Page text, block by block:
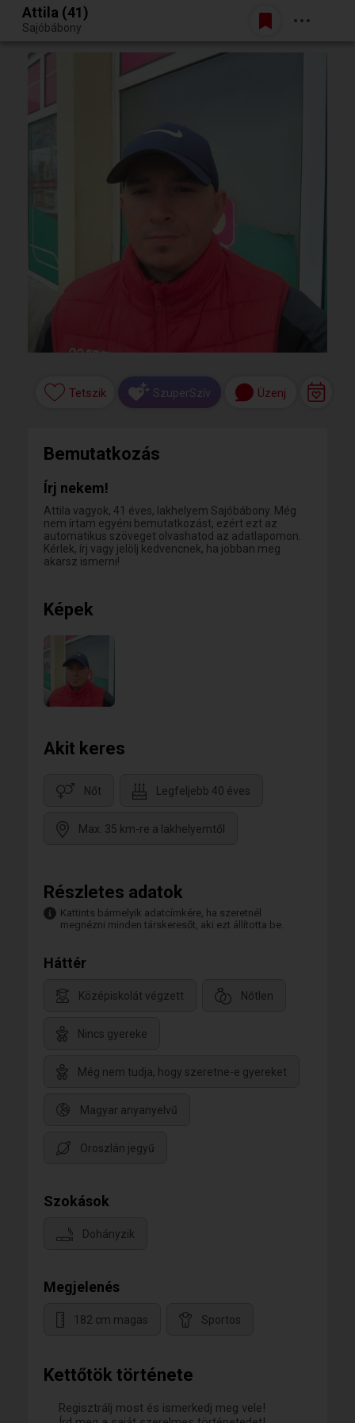
Egy jó randiból bármi lehet.
Belépés
Attila (41)
Sajóbábony
Kettőtök története
Regisztrálj most és ismerkedj meg vele!
Tetszik SzuperSzív Üzenj
Bemutatkozás
Írj nekem!
Attila vagyok, 41 éves, lakhelyem Sajóbábony. Még
nem írtam egyéni bemutatkozást, ezért ezt az
automatikus szöveget olvashatod az adatlapomon.
Kérlek, írj vagy jelölj kedvencnek, ha jobban meg
akarsz ismerni!
Képek
Akit keres
Nőt Legfeljebb 40 éves
Max. 35 km-re a lakhelyemtől
Részletes adatok
Kattints bármelyik adatcímkére, ha szeretnél
megnézni minden társkeresőt, aki ezt állította be.
Háttér
Középiskolát végzett Nőtlen
Nincs gyereke
Még nem tudja, hogy szeretne-e gyereket
Magyar anyanyelvű
Oroszlán jegyű
Szokások
Dohányzik
Megjelenés
182 cm magas Sportos